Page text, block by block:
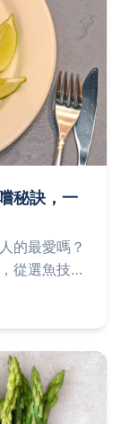
秘訣，一
的最愛嗎？
從選魚技
踩雷經驗，